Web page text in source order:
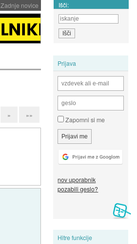
Zadnje novice Išči:
Prijava
Zapomni si me
nov uporabnik
pozabili geslo?
Hitre funkcije
» »»